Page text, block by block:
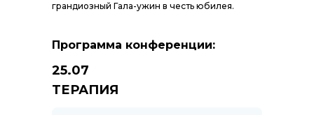
Программа конференции:
грандиозный Гала-ужин в честь юбилея.
25.07
ТЕРАПИЯ